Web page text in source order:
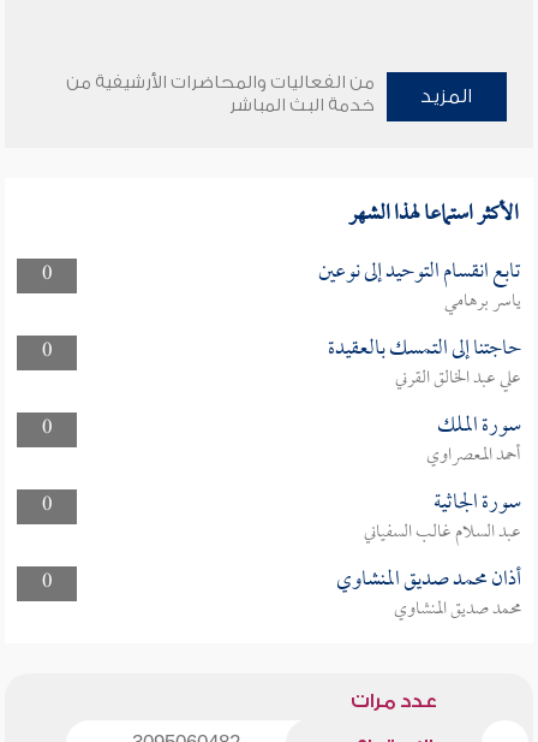
المزيد
من الفعاليات والمحاضرات الأرشيفية من
خدمة البث المباشر
الأكثر استماعا لهذا الشهر
0 تابع انقسام التوحيد إلى نوعين
ياسر برهامي
0
حاجتنا إلى التمسك بالعقيدة
علي عبد الخالق القرني
0
سورة الملك
أحمد المعصراوي
0
سورة الجاثية
عبد السلام غالب السفياني
0
أذان محمد صديق المنشاوي
محمد صديق المنشاوي
عدد مرات